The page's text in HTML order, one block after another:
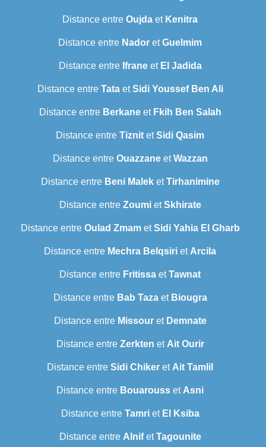
Distance entre Oujda et Kenitra
Distance entre Nador etGuelmim
Distance entre Ifraneet El Jadida
Distance entre TataetSidi Youssef Ben Ali
Distance entre Berkaneet Fkih Ben Salah
Distance entre Tiznit etSidi Qasim
Distance entre OuazzaneetWazzan
Distance entre Beni MaleketTirhanimine
Distance entre ZoumietSkhirate
Distance entre Oulad ZmametSidi Yahia El Gharb
Distance entre Mechra Belqsiri et Arcila
Distance entre Fritissa etTawnat
Distance entre Bab Tazaet Biougra
Distance entre Missouret Demnate
Distance entre Zerkten et Ait Ourir
Distance entre Sidi Chiker et Ait Tamlil
Distance entre Bouarouss et Asni
Distance entre Tamriet El Ksiba
Distance entre AlnifetTagounite